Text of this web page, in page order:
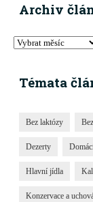
Archiv
Témata
Bez laktózy
Dezerty
Hlavní jídla
Konzervace a